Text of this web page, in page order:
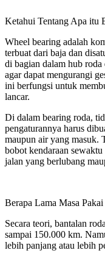
Ketahui Tentang Apa itu
Wheel bearing adalah
terbuat dari baja dan
di bagian dalam hub roda
agar dapat mengurangi
ini berfungsi untuk
lancar.
Di dalam bearing roda,
pengaturannya harus
maupun air yang masuk.
bobot kendaraan
jalan yang berlubang
Berapa Lama Masa
Secara teori, bantalan
sampai 150.000 km.
lebih panjang atau lebih